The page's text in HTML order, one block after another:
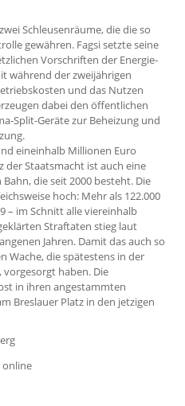
Schleusenräume, die die so
gewähren. Fagsi setzte seine
Vorschriften der Energie-
während der zweijährigen
und das Nutzen
dabei den öffentlichen
Split-Geräte zur Beheizung und
eineinhalb Millionen Euro
der Staatsmacht ist auch eine
die seit 2000 besteht. Die
hoch: Mehr als 122.000
– im Schnitt alle viereinhalb
Straftaten stieg laut
Jahren. Damit das auch so
Wache, die spätestens in der
haben. Die
in ihren angestammten
Breslauer Platz in den jetzigen
online